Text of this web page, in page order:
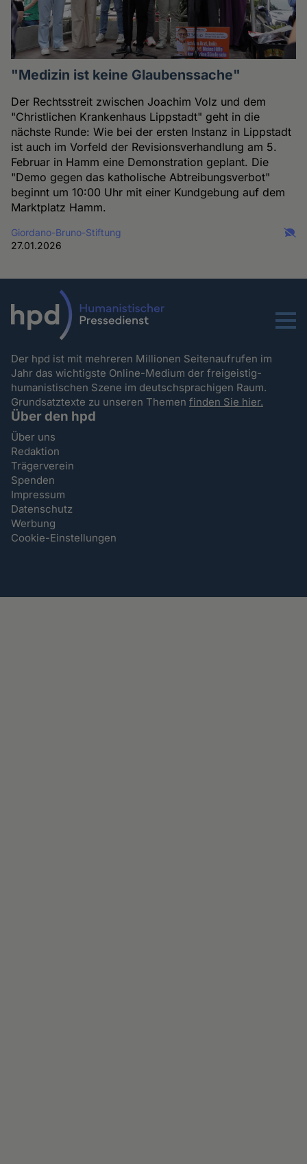
"Medizin ist keine Glaubenssache"
Der Rechtsstreit zwischen Joachim Volz und dem
"Christlichen Krankenhaus Lippstadt" geht in die
nächste Runde: Wie bei der ersten Instanz in Lippstadt
ist auch im Vorfeld der Revisionsverhandlung am 5.
Februar in Hamm eine Demonstration geplant. Die
"Demo gegen das katholische Abtreibungsverbot"
beginnt um 10:00 Uhr mit einer Kundgebung auf dem
Marktplatz Hamm.
Giordano-Bruno-Stiftung
27.01.2026
Menu
Der hpd ist mit mehreren Millionen Seitenaufrufen im
Jahr das wichtigste Online-Medium der freigeistig-
humanistischen Szene im deutschsprachigen Raum.
Grundsatztexte zu unseren Themenfinden Sie hier.
Über den hpd
Über uns
Redaktion
Trägerverein
Spenden
Impressum
Datenschutz
Werbung
Cookie-Einstellungen